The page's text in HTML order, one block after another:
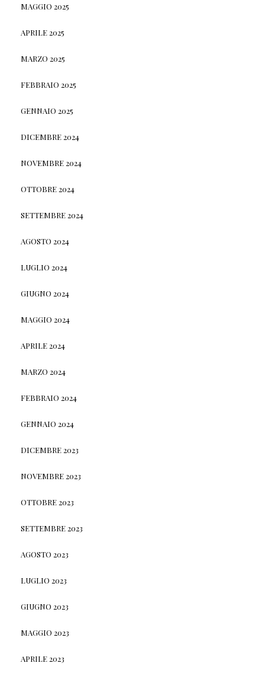
MAGGIO 2025
APRILE 2025
MARZO 2025
FEBBRAIO 2025
GENNAIO 2025
DICEMBRE 2024
NOVEMBRE 2024
OTTOBRE 2024
SETTEMBRE 2024
AGOSTO 2024
LUGLIO 2024
GIUGNO 2024
MAGGIO 2024
APRILE 2024
MARZO 2024
FEBBRAIO 2024
GENNAIO 2024
DICEMBRE 2023
NOVEMBRE 2023
OTTOBRE 2023
SETTEMBRE 2023
AGOSTO 2023
LUGLIO 2023
GIUGNO 2023
MAGGIO 2023
APRILE 2023